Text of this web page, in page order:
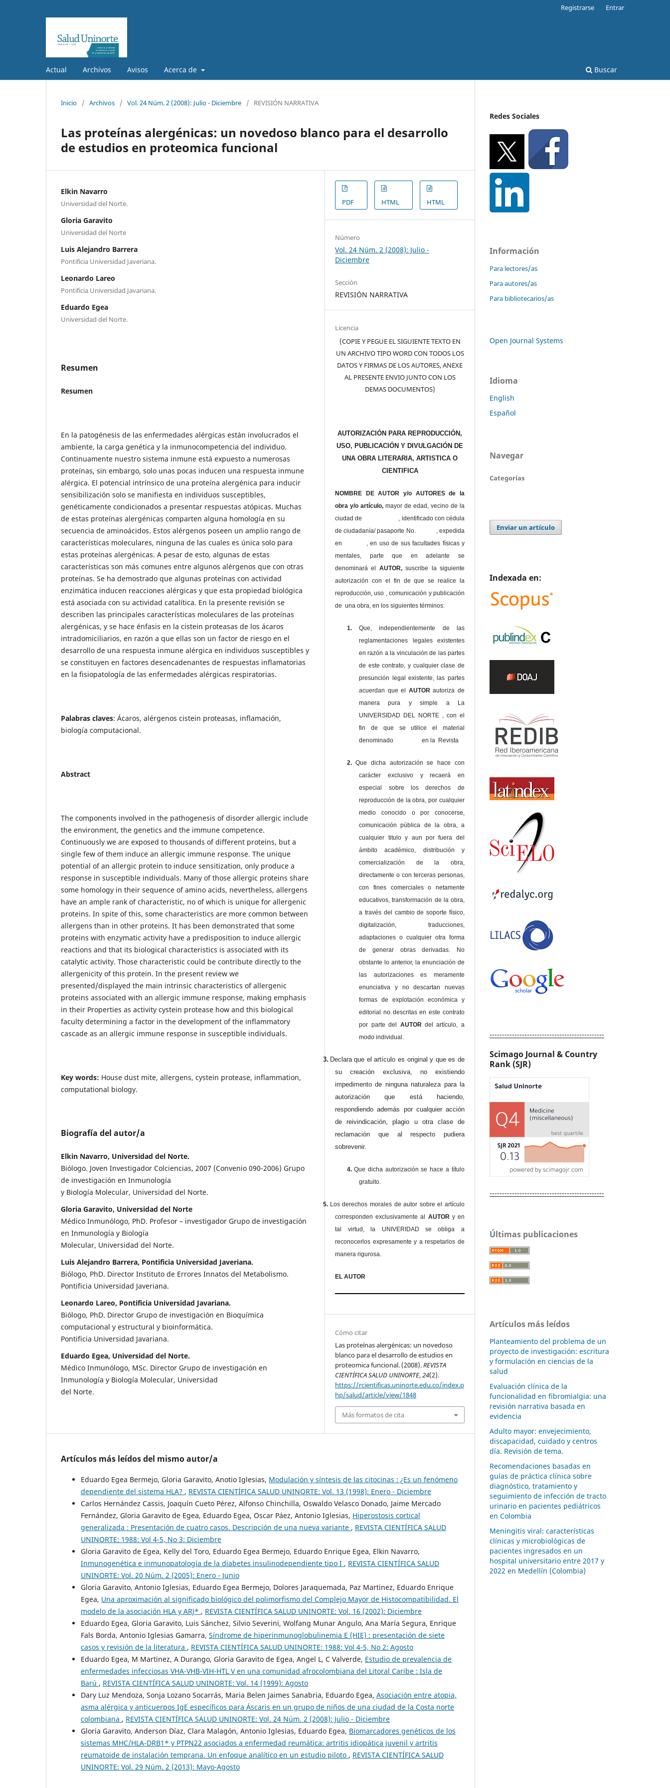
Actual Archivos Avisos Acerca de Buscar
Registrarse Entrar
Inicio / Archivos / Vol. 24 Núm. 2 (2008): Julio - Diciembre / REVISIÓN NARRATIVA
Las proteínas alergénicas: un novedoso blanco para el desarrollo
de estudios en proteomica funcional
Elkin Navarro
Universidad del Norte.
Gloria Garavito
Universidad del Norte
Luis Alejandro Barrera
Pontificia Universidad Javeriana.
Leonardo Lareo
Pontificia Universidad Javariana.
Eduardo Egea
Universidad del Norte.
Resumen
Resumen
En la patogénesis de las enfermedades alérgicas están involucrados el
ambiente, la carga genética y la inmunocompetencia del individuo.
Continuamente nuestro sistema inmune está expuesto a numerosas
proteínas, sin embargo, solo unas pocas inducen una respuesta inmune
alérgica. El potencial intrínsico de una proteína alergénica para inducir
sensibilización solo se manifiesta en individuos susceptibles,
genéticamente condicionados a presentar respuestas atópicas. Muchas
de estas proteínas alergénicas comparten alguna homología en su
secuencia de aminoácidos. Estos alérgenos poseen un amplio rango de
características moleculares, ninguna de las cuales es única solo para
estas proteínas alergénicas. A pesar de esto, algunas de estas
características son más comunes entre algunos alérgenos que con otras
proteínas. Se ha demostrado que algunas proteínas con actividad
enzimática inducen reacciones alérgicas y que esta propiedad biológica
está asociada con su actividad catalítica. En la presente revisión se
describen las principales características moleculares de las proteínas
alergénicas, y se hace énfasis en la cistein proteasas de los ácaros
intradomiciliarios, en razón a que ellas son un factor de riesgo en el
desarrollo de una respuesta inmune alérgica en individuos susceptibles y
se constituyen en factores desencadenantes de respuestas inflamatorias
en la fisiopatología de las enfermedades alérgicas respiratorias.
Palabras claves: Ácaros, alérgenos cistein proteasas, inflamación,
biología computacional.
Abstract
The components involved in the pathogenesis of disorder allergic include
the environment, the genetics and the immune competence.
Continuously we are exposed to thousands of different proteins, but a
single few of them induce an allergic immune response. The unique
potential of an allergic protein to induce sensitization, only produce a
response in susceptible individuals. Many of those allergic proteins share
some homology in their sequence of amino acids, nevertheless, allergens
have an ample rank of characteristic, no of which is unique for allergenic
proteins. In spite of this, some characteristics are more common between
allergens than in other proteins. It has been demonstrated that some
proteins with enzymatic activity have a predisposition to induce allergic
reactions and that its biological characteristics is associated with its
catalytic activity. Those characteristic could be contribute directly to the
allergenicity of this protein. In the present review we
presented/displayed the main intrinsic characteristics of allergenic
proteins associated with an allergic immune response, making emphasis
in their Properties as activity cystein protease how and this biological
faculty determining a factor in the development of the inflammatory
cascade as an allergic immune response in susceptible individuals.
Key words: House dust mite, allergens, cystein protease, inflammation,
computational biology.
Biografía del autor/a
Elkin Navarro, Universidad del Norte.
Biólogo. Joven Investigador Colciencias, 2007 (Convenio 090-2006) Grupo
de investigación en Inmunología
y Biología Molecular, Universidad del Norte.
Gloria Garavito, Universidad del Norte
Médico Inmunólogo, PhD. Profesor – investigador Grupo de investigación
en Inmunología y Biología
Molecular, Universidad del Norte.
Luis Alejandro Barrera, Pontificia Universidad Javeriana.
Biólogo, PhD. Director Instituto de Errores Innatos del Metabolismo.
Pontificia Universidad Javeriana.
Leonardo Lareo, Pontificia Universidad Javariana.
Biólogo, PhD. Director Grupo de investigación en Bioquímica
computacional y estructural y bioinformática.
Pontificia Universidad Javariana.
Eduardo Egea, Universidad del Norte.
Médico Inmunólogo, MSc. Director Grupo de investigación en
Inmunología y Biología Molecular, Universidad
del Norte.
PDF HTML HTML
Número
Vol. 24 Núm. 2 (2008): Julio -
Diciembre
Sección
REVISIÓN NARRATIVA
Licencia
(COPIE Y PEGUE EL SIGUIENTE TEXTO EN
UN ARCHIVO TIPO WORD CON TODOS LOS
DATOS Y FIRMAS DE LOS AUTORES, ANEXE
AL PRESENTE ENVIO JUNTO CON LOS
DEMAS DOCUMENTOS)
AUTORIZACIÓN PARA REPRODUCCIÓN,
USO, PUBLICACIÓN Y DIVULGACIÓN DE
UNA OBRA LITERARIA, ARTISTICA O
CIENTIFICA
NOMBRE DE AUTOR y/o AUTORES de la
obra y/o artículo,mayor de edad, vecino de la
ciudad de , identificado con cédula
de ciudadanía/ pasaporte No. , expedida
en , en uso de sus facultades físicas y
mentales, parte que en adelante se
denominará el
AUTOR,suscribe la siguiente
autorización con el fin de que se realice la
reproducción, uso , comunicación y publicación
de una obra, en los siguientes términos:
1.
Que, independientemente de las
reglamentaciones legales existentes
en razón a la vinculación de las partes
de este contrato, y cualquier clase de
presunción legal existente, las partes
acuerdan que el AUTORautoriza de
manera pura y simple a La
UNIVERSIDAD DEL NORTE , con el
fin de que se utilice el material
denominado en la Revista
2. Que dicha autorización se hace con
carácter exclusivo y recaerá en
especial sobre los derechos de
reproducción de la obra, por cualquier
medio conocido o por conocerse,
comunicación pública de la obra, a
cualquier titulo y aun por fuera del
ámbito académico, distribución y
comercialización de la obra,
directamente o con terceras personas,
con fines comerciales o netamente
educativos, transformación de la obra,
a través del cambio de soporte físico,
digitalización, traducciones,
adaptaciones o cualquier otra forma
de generar obras derivadas. No
obstante lo anterior, la enunciación de
las autorizaciones es meramente
enunciativa y no descartan nuevas
formas de explotación económica y
editorial no descritas en este contrato
por parte del AUTORdel artículo, a
modo individual.
3. Declara que el artículo es original y que es de
su creación exclusiva, no existiendo
impedimento de ninguna naturaleza para la
autorización que está haciendo,
respondiendo además por cualquier acción
de reivindicación, plagio u otra clase de
reclamación que al respecto pudiera
sobrevenir.
4. Que dicha autorización se hace a título
gratuito.
5. Los derechos morales de autor sobre el artículo
corresponden exclusivamente al AUTOR y en
tal virtud, la UNIVERIDAD se obliga a
reconocerlos expresamente y a respetarlos de
manera rigurosa.
EL AUTOR
Cómo citar
Las proteínas alergénicas: un novedoso
blanco para el desarrollo de estudios en
proteomica funcional. (2008).REVISTA
CIENTÍFICA SALUD UNINORTE,24(2).
https://rcientificas.uninorte.edu.co/index.p
hp/salud/article/view/1848
Más formatos de cita
Artículos más leídos del mismo autor/a
Eduardo Egea Bermejo, Gloria Garavito, Anotio Iglesias, Modulación y síntesis de las citocinas : ¿Es un fenómeno
dependiente del sistema HLA? , REVISTA CIENTÍFICA SALUD UNINORTE: Vol. 13 (1998): Enero - Diciembre
Carlos Hernández Cassis, Joaquín Cueto Pérez, Alfonso Chinchilla, Oswaldo Velasco Donado, Jaime Mercado
Fernández, Gloria Garavito de Egea, Eduardo Egea, Oscar Páez, Antonio Iglesias, Hiperostosis cortical
generalizada : Presentación de cuatro casos. Descripción de una nueva variante , REVISTA CIENTÍFICA SALUD
UNINORTE: 1988: Vol 4-5, No 3: Diciembre
Gloria Garavito de Egea, Kelly del Toro, Eduardo Egea Bermejo, Eduardo Enrique Egea, Elkin Navarro,
Inmunogenética e inmunopatología de la diabetes insulinodependiente tipo I , REVISTA CIENTÍFICA SALUD
UNINORTE: Vol. 20 Núm. 2 (2005): Enero - Junio
Gloria Garavito, Antonio Iglesias, Eduardo Egea Bermejo, Dolores Jaraquemada, Paz Martinez, Eduardo Enrique
Egea, Una aproximación al significado biológico del polimorfismo del Complejo Mayor de Histocompatibilidad. El
modelo de la asociación HLA y ARJ* , REVISTA CIENTÍFICA SALUD UNINORTE: Vol. 16 (2002): Diciembre
Eduardo Egea, Gloria Garavito, Luis Sánchez, Silvio Severini, Wolfang Munar Angulo, Ana María Segura, Enrique
Fals Borda, Antonio Iglesias Gamarra, Síndrome de hiperinmunoglobulinemia E (HIE) : presentación de siete
casos y revisión de la literatura , REVISTA CIENTÍFICA SALUD UNINORTE: 1988: Vol 4-5, No 2: Agosto
Eduardo Egea, M Martinez, A Durango, Gloria Garavito de Egea, Angel L, C Valverde, Estudio de prevalencia de
enfermedades infecciosas VHA-VHB-VIH-HTL V en una comunidad afrocolombiana del Litoral Caribe : Isla de
Barú , REVISTA CIENTÍFICA SALUD UNINORTE: Vol. 14 (1999): Agosto
Dary Luz Mendoza, Sonja Lozano Socarrás, Maria Belen Jaimes Sanabria, Eduardo Egea, Asociación entre atopia,
asma alérgica y anticuerpos IgE específicos para Áscaris en un grupo de niños de una ciudad de la Costa norte
colombiana , REVISTA CIENTÍFICA SALUD UNINORTE: Vol. 24 Núm. 2 (2008): Julio - Diciembre
Gloria Garavito, Anderson Díaz, Clara Malagón, Antonio Iglesias, Eduardo Egea, Biomarcadores genéticos de los
sistemas MHC/HLA-DRB1* y PTPN22 asociados a enfermedad reumática: artritis idiopática juvenil y artritis
reumatoide de instalación temprana. Un enfoque analítico en un estudio piloto , REVISTA CIENTÍFICA SALUD
UNINORTE: Vol. 29 Núm. 2 (2013): Mayo-Agosto
Redes Sociales
Información
Para lectores/as
Para autores/as
Para bibliotecarios/as
Open Journal Systems
Idioma
English
Español
Navegar
Categorías
Enviar un artículo
Indexada en:
----------------------------------------------
Scimago Journal & Country
Rank (SJR)
----------------------------------------------
Últimas publicaciones
Artículos más leídos
Planteamiento del problema de un
proyecto de investigación: escritura
y formulación en ciencias de la
salud
Evaluación clínica de la
funcionalidad en fibromialgia: una
revisión narrativa basada en
evidencia
Adulto mayor: envejecimiento,
discapacidad, cuidado y centros
día. Revisión de tema.
Recomendaciones basadas en
guías de práctica clínica sobre
diagnóstico, tratamiento y
seguimiento de infección de tracto
urinario en pacientes pediátricos
en Colombia
Meningitis viral: características
clínicas y microbiológicas de
pacientes ingresados en un
hospital universitario entre 2017 y
2022 en Medellín (Colombia)